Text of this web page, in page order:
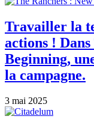
Travailler la
actions !
Beginning,
la campagne.
3 mai 2025